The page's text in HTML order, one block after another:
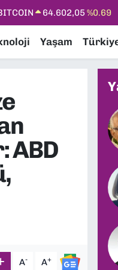
64.602,05 %0.69
ALTIN
%0
Yaşam
ABD
A- A+